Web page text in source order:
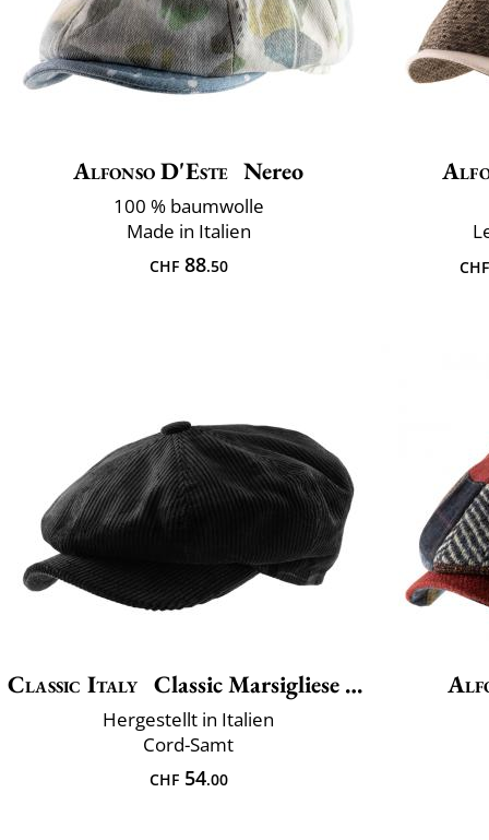
Alfonso D'Este Nereo
100 % baumwolle
Made in Italien
CHF88.50 CHF
Classic Italy Classic Marsigliese Velvet
Hergestellt in Italien
Cord-Samt
CHF54.00